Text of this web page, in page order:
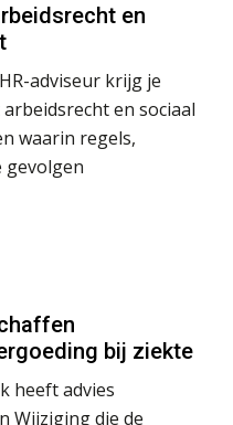
en
adviseur krijg je
en sociaal
waarin regels,
gevolgen
bij ziekte
heeft advies
Wijziging die de
Summercourse Impact en invloed van AI op de salarisverwerking (basis)
Summercourse Impact en invloed van AI op de salarisverwerking (verdieping)
(NIRPA PE)
Praehep
Praehep